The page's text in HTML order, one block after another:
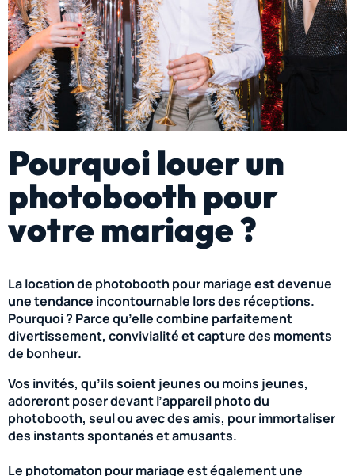
Pourquoi louer un
photobooth pour
votre mariage ?
La location de photobooth pour mariage est devenue
une tendance incontournable lors des réceptions.
Pourquoi ? Parce qu’elle combine parfaitement
divertissement, convivialité et capture des moments
de bonheur.
Vos invités, qu’ils soient jeunes ou moins jeunes,
adoreront poser devant l’appareil photo du
photobooth, seul ou avec des amis, pour immortaliser
des instants spontanés et amusants.
Le photomaton pour mariage est également une